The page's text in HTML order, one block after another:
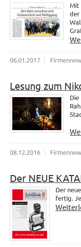
Mit
der
06.01.2017
Lesung zum
08.12.2016
Der NEUE
Der
fertig.